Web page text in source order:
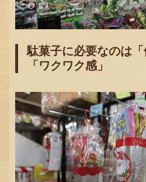
駄菓子に必要なのは「
「ワクワク感」